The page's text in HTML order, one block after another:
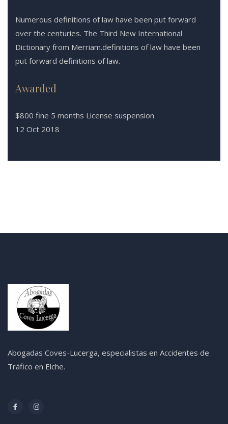
Numerous definitions of law have been put forward
over the centuries. The Third New International
Dictionary from Merriam.definitions of law have been
put forward definitions of law.
Awarded
$800 fine 5 months License suspension
12 Oct 2018
Abogadas Coves-Lucerga, especialistas en Accidentes de
Tráfico en Elche.